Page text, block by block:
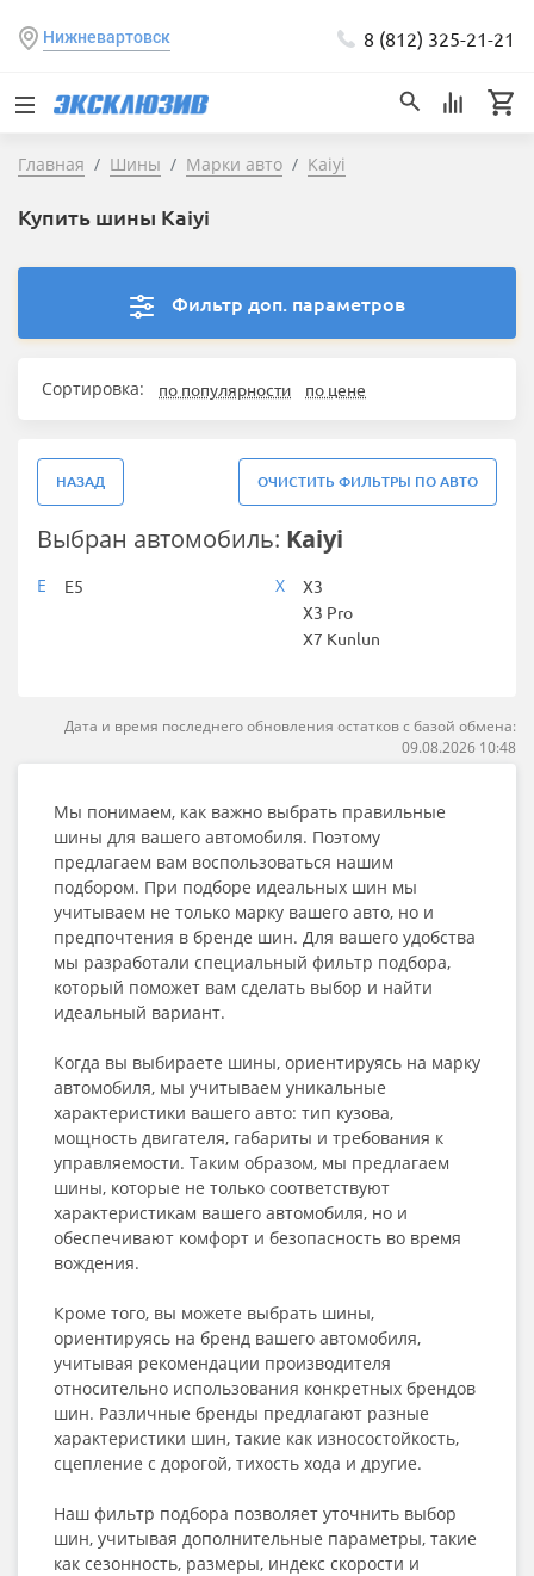
Нижневартовск 8 (812) 325-21-21
Главная Шины Марки авто Kaiyi
Купить шины Kaiyi
Фильтр доп. параметров
Сортировка: по популярности по цене
НАЗАД ОЧИСТИТЬ ФИЛЬТРЫ ПО АВТО
Выбран автомобиль: Kaiyi
E E5 X
X3
X3 Pro
X7 Kunlun
Дата и время последнего обновления остатков с базой обмена:
09.08.2026 10:48
Мы понимаем, как важно выбрать правильные
шины для вашего автомобиля. Поэтому
предлагаем вам воспользоваться нашим
подбором. При подборе идеальных шин мы
учитываем не только марку вашего авто, но и
предпочтения в бренде шин. Для вашего удобства
мы разработали специальный фильтр подбора,
который поможет вам сделать выбор и найти
идеальный вариант.
Когда вы выбираете шины, ориентируясь на марку
автомобиля, мы учитываем уникальные
характеристики вашего авто: тип кузова,
мощность двигателя, габариты и требования к
управляемости. Таким образом, мы предлагаем
шины, которые не только соответствуют
характеристикам вашего автомобиля, но и
обеспечивают комфорт и безопасность во время
вождения.
Кроме того, вы можете выбрать шины,
ориентируясь на бренд вашего автомобиля,
учитывая рекомендации производителя
относительно использования конкретных брендов
шин. Различные бренды предлагают разные
характеристики шин, такие как износостойкость,
сцепление с дорогой, тихость хода и другие.
Наш фильтр подбора позволяет уточнить выбор
шин, учитывая дополнительные параметры, такие
как сезонность, размеры, индекс скорости и